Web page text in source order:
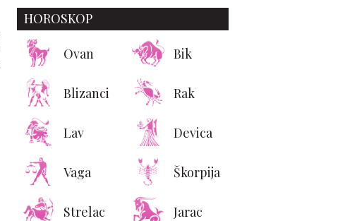
HOROSKOP
Ovan Bik
Blizanci Rak
Lav Devica
Vaga Škorpija
Strelac Jarac